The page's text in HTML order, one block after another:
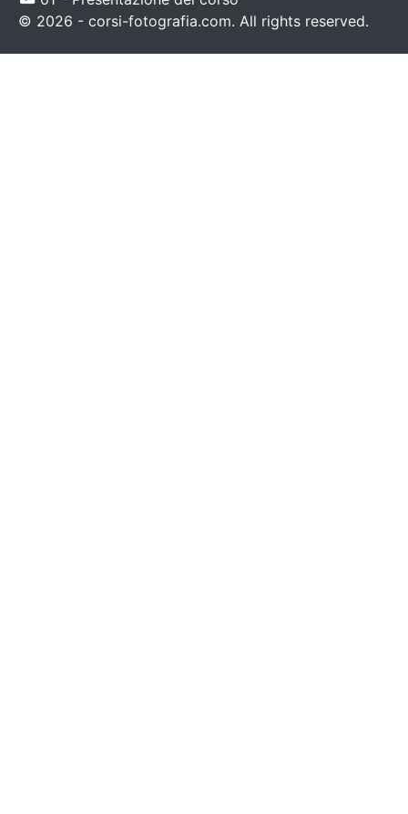
© 2026 - corsi-fotografia.com. All rights reserved.